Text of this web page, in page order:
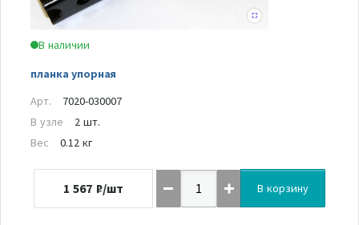
В наличии
планка упорная
Арт.
7020-030007
В узле
2 шт.
Вес
0.12 кг
1 567 ₽/шт В корзину